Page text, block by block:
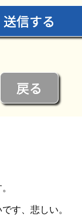
す、悲しい。